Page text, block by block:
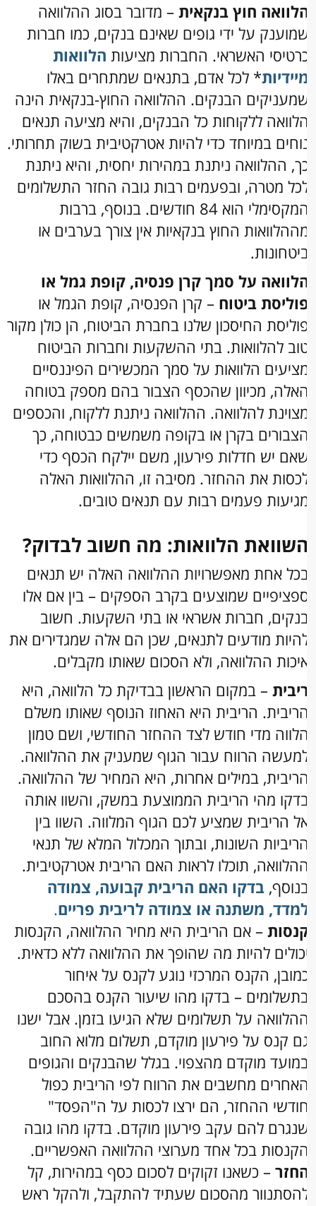
חוץ בנקאית– מדובר בסוג ההלוואה
על ידי גופים שאינם בנקים, כמו חברות
האשראי. החברות מציעותהלוואות
* לכל אדם, בתנאים שמתחרים באלו
הבנקים. ההלוואה החוץ-בנקאית הינה
ללקוחות כל הבנקים, והיא מציעה תנאים
במיוחד כדי להיות אטרקטיבית בשוק תחרותי.
ההלוואה ניתנת במהירות יחסית, והיא ניתנת
מטרה, ובפעמים רבות גובה החזר התשלומים
המקסימלי הוא 84 חודשים. בנוסף, ברבות
החוץ בנקאיות אין צורך בערבים או
על סמך קרן פנסיה, קופת גמל או
ביטוח– קרן הפנסיה, קופת הגמל או
החיסכון שלנו בחברת הביטוח, הן כולן מקור
להלוואות. בתי ההשקעות וחברות הביטוח
הלוואות על סמך המכשירים הפיננסיים
מכיוון שהכסף הצבור בהם מספק בטוחה
להלוואה. ההלוואה ניתנת ללקוח, והכספים
בקרן או בקופה משמשים כבטוחה, כך
יש חדלות פירעון, משם יילקח הכסף כדי
את ההחזר. מסיבה זו, ההלוואות האלה
פעמים רבות עם תנאים טובים.
הלוואות: מה חשוב לבדוק?
אחת מאפשרויות ההלוואה האלה יש תנאים
שמוצעים בקרב הספקים – בין אם אלו
חברות אשראי או בתי השקעות. חשוב
מודעים לתנאים, שכן הם אלה שמגדירים את
ההלוואה, ולא הסכום שאותו מקבלים.
– במקום הראשון בבדיקת כל הלוואה, היא
הריבית היא האחוז הנוסף שאותו משלם
מדי חודש לצד ההחזר החודשי, ושם טמון
הרווח עבור הגוף שמעניק את ההלוואה.
במילים אחרות, היא המחיר של ההלוואה.
מהי הריבית הממוצעת במשק, והשוו אותה
הריבית שמציע לכם הגוף המלווה. השוו בין
השונות, ובתוך המכלול המלא של תנאי
תוכלו לראות האם הריבית אטרקטיבית.
בדקו האם הריבית קבועה, צמודה
משתנה או צמודה לריבית פריים.
– אם הריבית היא מחיר ההלוואה, הקנסות
להיות מה שהופך את ההלוואה ללא כדאית.
הקנס המרכזי נוגע לקנס על איחור
– בדקו מהו שיעור הקנס בהסכם
על תשלומים שלא הגיעו בזמן. אבל ישנו
קנס על פירעון מוקדם, תשלום מלוא החוב
מוקדם מהצפוי. בגלל שהבנקים והגופים
מחשבים את הרווח לפי הריבית כפול
ההחזר, הם ירצו לכסות על ה"הפסד"
להם עקב פירעון מוקדם. בדקו מהו גובה
בכל אחד מערוצי ההלוואה האפשריים.
– כשאנו זקוקים לסכום כסף במהירות, קל
מהסכום שעתיד להתקבל, ולהקל ראש